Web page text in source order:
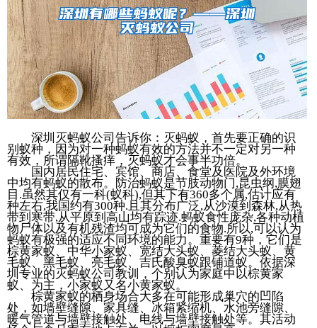
深圳灭蚂蚁公司告诉你：灭蚂蚁，首先要正确的识
别蚁种，因为对一种蚂蚁有效的方法并不一定对另一种
有效，所谓隔靴搔痒，灭蚂蚁才会事半功倍。
国内居民住宅、宾馆、商店、食堂及医院及外环境
中均有蚂蚁的散布。防治蚂蚁是节肢动物门,昆虫纲,膜翅
目.虽然其仅有一科(蚁科),但其下有360多个属,估计应有
种左右,我国约有300种.且其分布广泛,从沙漠到森林,从热
带到寒带,从平原到高山均有踪迹.蚂蚁食性庞杂,各种动植
物尸体以及有机残渣均可成为它们的食物.所以,可以认为
蚂蚁有极强的适应不同环境的能力。重要有9种，它们是
棕黄家蚁、中华小家蚁、宽结大头蚁、菱结大头蚁、黄
毛蚁、黑毛蚁、亮毛蚁、吉氏酸臭蚁跟铺道蚁。依据深
圳专业的灭蚂蚁公司教训，个别认为家庭中以棕黄家
蚁、为主，小家蚁又名小黄家蚁。
棕黄家蚁的栖身场合大多在可能形成巢穴的凹陷
处，如墙壁缝隙、家具缝、冰箱紧缩机、水池旁缝隙、
暖气管道与墙壁接触处、电线与墙壁接触处等。其活动